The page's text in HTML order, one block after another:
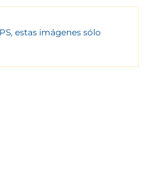
estas imágenes sólo